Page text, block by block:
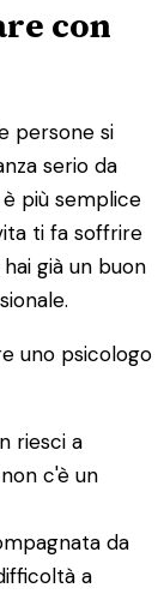
con
persone si
serio da
più semplice
ti fa soffrire
già un buon
uno psicologo
riesci a
c'è un
da
a